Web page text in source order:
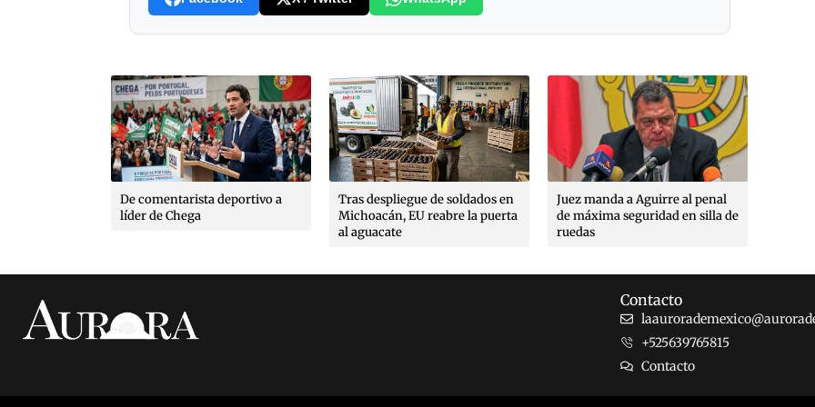
De comentarista deportivo a
líder de Chega
Tras despliegue de soldados en
Michoacán, EU reabre la puerta
al aguacate
Juez manda a Aguirre al penal
de máxima seguridad en silla de
ruedas
Contacto
+525639765815
Contacto